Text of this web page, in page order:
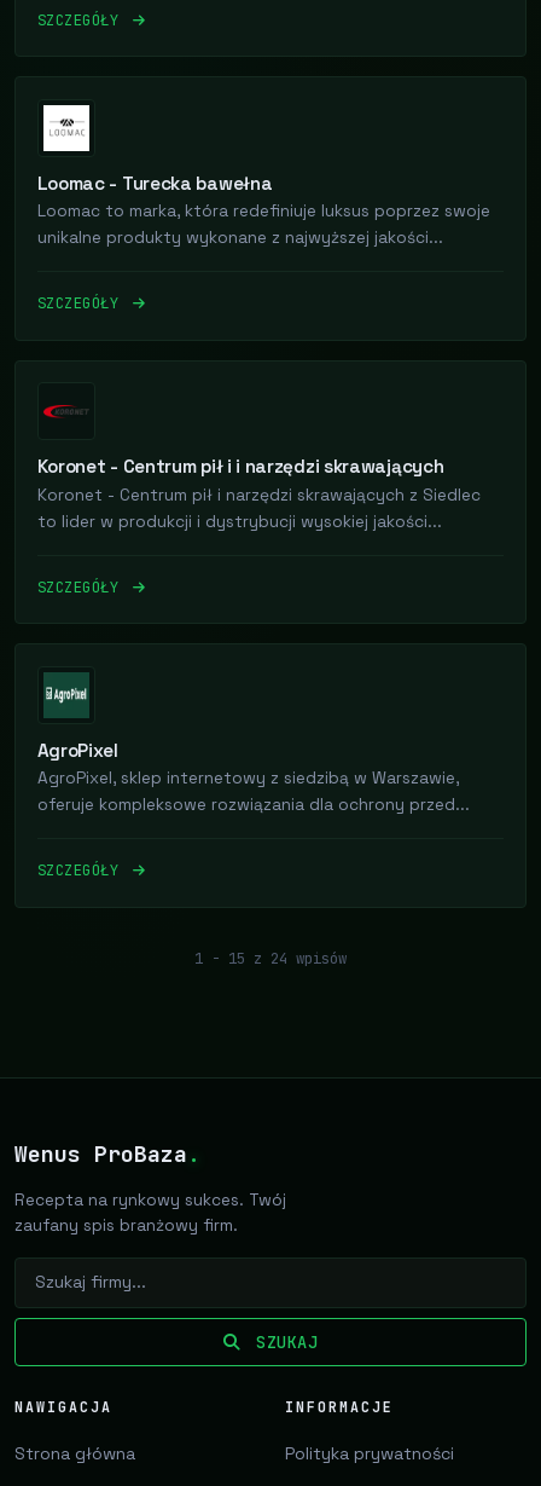
SZCZEGÓŁY
Loomac - Turecka bawełna
Loomac to marka, która redefiniuje luksus poprzez swoje
unikalne produkty wykonane z najwyższej jakości...
SZCZEGÓŁY
Koronet - Centrum pił i i narzędzi skrawających
Koronet - Centrum pił i narzędzi skrawających z Siedlec
to lider w produkcji i dystrybucji wysokiej jakości...
SZCZEGÓŁY
AgroPixel
AgroPixel, sklep internetowy z siedzibą w Warszawie,
oferuje kompleksowe rozwiązania dla ochrony przed...
SZCZEGÓŁY
1 - 15 z 24 wpisów
Wenus ProBaza .
Recepta na rynkowy sukces. Twój
zaufany spis branżowy firm.
SZUKAJ
NAWIGACJA
Strona główna
INFORMACJE
Polityka prywatności